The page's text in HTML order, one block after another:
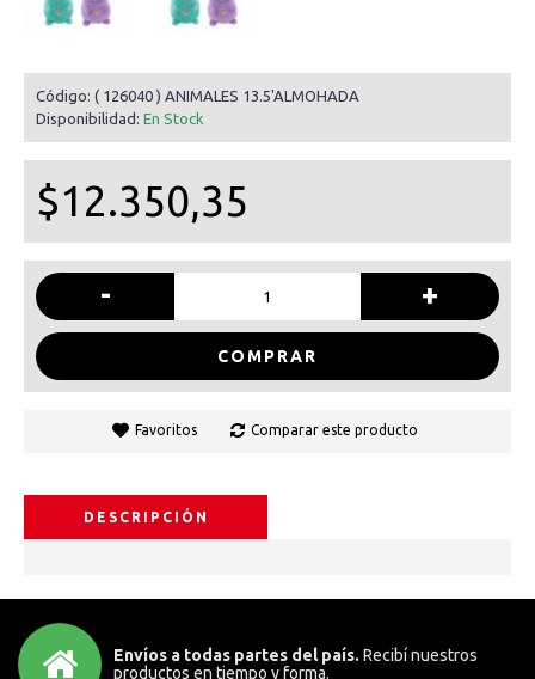
Código: ( 126040 ) ANIMALES 13.5'ALMOHADA
Disponibilidad: En Stock
$12.350,35
- +
COMPRAR
Favoritos Comparar este producto
DESCRIPCIÓN
Envíos a todas partes del país. Recibí nuestros
productos en tiempo y forma.